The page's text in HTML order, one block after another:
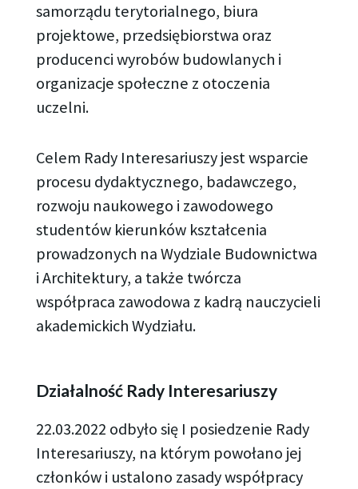
samorządu terytorialnego, biura
projektowe, przedsiębiorstwa oraz
producenci wyrobów budowlanych i
organizacje społeczne z otoczenia
uczelni.
Celem Rady Interesariuszy jest wsparcie
procesu dydaktycznego, badawczego,
rozwoju naukowego i zawodowego
studentów kierunków kształcenia
prowadzonych na Wydziale Budownictwa
i Architektury, a także twórcza
współpraca zawodowa z kadrą nauczycieli
akademickich Wydziału.
Działalność Rady Interesariuszy
22.03.2022 odbyło się I posiedzenie Rady
Interesariuszy, na którym powołano jej
członków i ustalono zasady współpracy